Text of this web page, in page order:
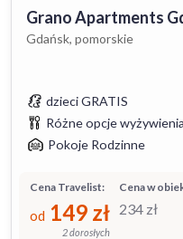
Grano Apartments
Gdańsk, pomorskie
dzieci GRATIS
Różne opcje wyżywienia
Pokoje Rodzinne
Cena w
234 zł
Cena Travelist:
od 149 zł
2 dorosłych